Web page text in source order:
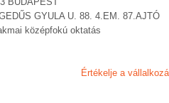
GYULA U. 88. 4.EM. 87.AJTÓ
középfokú oktatás
Értékelje a